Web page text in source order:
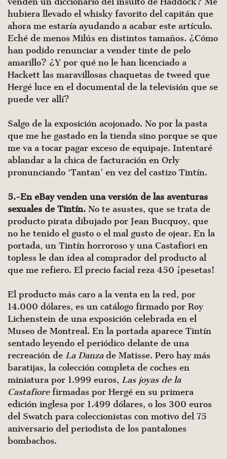
hubiera llevado el whisky favorito del capitán que
ahora me estaría ayudando a acabar este artículo.
Eché de menos Milús en distintos tamaños. ¿Cómo
han podido renunciar a vender tinte de pelo
amarillo? ¿Y por qué no le han licenciado a
Hackett las maravillosas chaquetas de tweed que
Hergé luce en el documental de la televisión que se
puede ver allí?
Salgo de la exposición acojonado. No por la pasta
que me he gastado en la tienda sino porque se que
me va a tocar pagar exceso de equipaje. Intentaré
ablandar a la chica de facturación en Orly
pronunciando ‘Tantan’ en vez del castizo Tintín.
5.-En eBay venden una versión de las aventuras
sexuales de Tintín. No te asustes, que se trata de
producto pirata dibujado por Jean Bucquoy, que
no he tenido el gusto o el mal gusto de ojear. En la
portada, un Tintín horroroso y una Castafiori en
topless le dan idea al comprador del producto al
que me refiero. El precio facial reza 450 ¡pesetas!
El producto más caro a la venta en la red, por
14.000 dólares, es un catálogo firmado por Roy
Lichenstein de una exposición celebrada en el
Museo de Montreal. En la portada aparece Tintín
sentado leyendo el periódico delante de una
recreación de La Danzade Matisse. Pero hay más
baratijas, la colección completa de coches en
miniatura por 1.999 euros, Las joyas de la
Castafiorefirmadas por Hergé en su primera
edición inglesa por 1.499 dólares, o los 300 euros
del Swatch para coleccionistas con motivo del 75
aniversario del periodista de los pantalones
bombachos.